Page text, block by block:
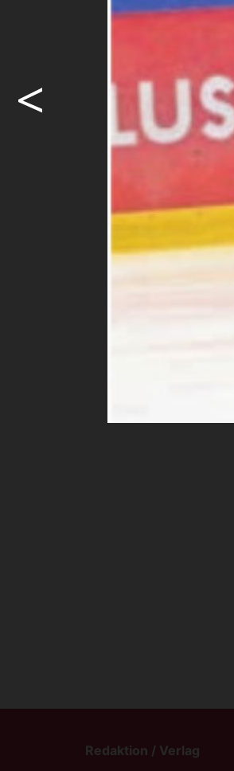
<
Redaktion / Verlag